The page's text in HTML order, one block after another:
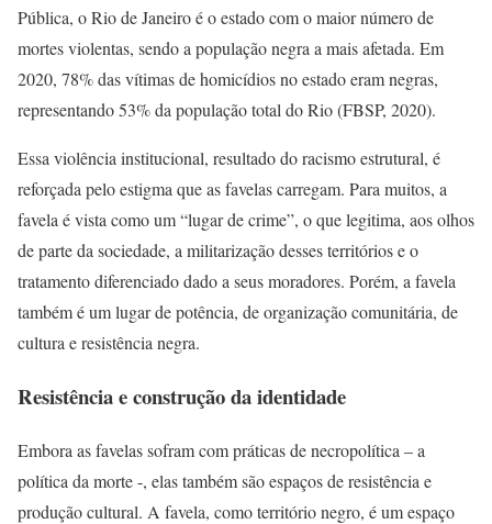
Pública, o Rio de Janeiro é o estado com o maior número de
mortes violentas, sendo a população negra a mais afetada. Em
2020, 78% das vítimas de homicídios no estado eram negras,
representando 53% da população total do Rio (FBSP, 2020).
Essa violência institucional, resultado do racismo estrutural, é
reforçada pelo estigma que as favelas carregam. Para muitos, a
favela é vista como um “lugar de crime”, o que legitima, aos olhos
de parte da sociedade, a militarização desses territórios e o
tratamento diferenciado dado a seus moradores. Porém, a favela
também é um lugar de potência, de organização comunitária, de
cultura e resistência negra.
Resistência e construção da identidade
Embora as favelas sofram com práticas de necropolítica – a
política da morte -, elas também são espaços de resistência e
produção cultural. A favela, como território negro, é um espaço